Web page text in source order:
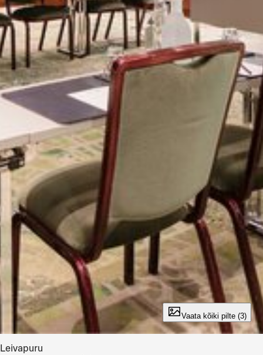
Vaata kõiki pilte (3)
Leivapuru